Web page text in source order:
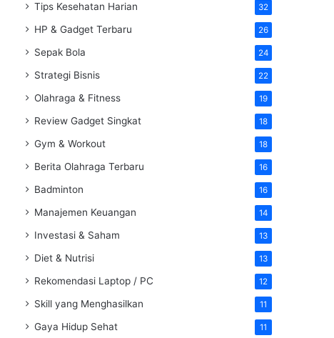
Tips Kesehatan Harian 32
HP & Gadget Terbaru 26
Sepak Bola 24
Strategi Bisnis 22
Olahraga & Fitness 19
Review Gadget Singkat 18
Gym & Workout 18
Berita Olahraga Terbaru 16
Badminton 16
Manajemen Keuangan 14
Investasi & Saham 13
Diet & Nutrisi 13
Rekomendasi Laptop / PC 12
Skill yang Menghasilkan 11
Gaya Hidup Sehat 11